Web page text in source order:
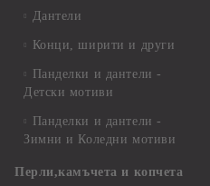
Дантели
Конци, ширити и други
Панделки и дантели -
Детски мотиви
Панделки и дантели -
Зимни и Коледни мотиви
Перли,камъчета и копчета